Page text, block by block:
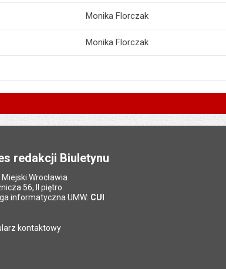
Monika Florczak
Monika Florczak
redakcji Biuletynu
Wrocławia
56, II piętro
informatyczna UMW: CUI
kontaktowy